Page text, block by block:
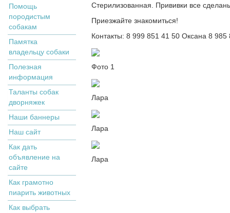
Помощь
породистым
собакам
Памятка
владельцу собаки
Полезная
информация
Таланты собак
дворняжек
Наши баннеры
Наш сайт
Как дать
объявление на
сайте
Как грамотно
пиарить животных
Как выбрать
Стерилизованная. Прививки все
Приезжайте знакомиться!
Контакты: 8 999 851 41 50 Оксана 8 985
Фото 1
Лара
Лара
Лара